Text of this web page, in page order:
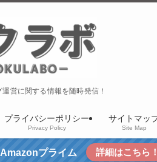
営に関する情報を随時発信！
プライバシーポリシー
Privacy Policy
サイトマッ
Site Map
プライム 詳細はこちら